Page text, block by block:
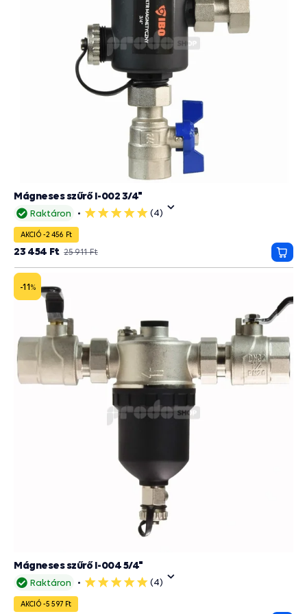
Raktáron
5
(4)
Mágneses szűrő I-002 3/4"
AKCIÓ -2 456 Ft
25 911 Ft
23 454 Ft
-11%
Raktáron
5
(4)
Mágneses szűrő I-004 5/4"
AKCIÓ -5 597 Ft